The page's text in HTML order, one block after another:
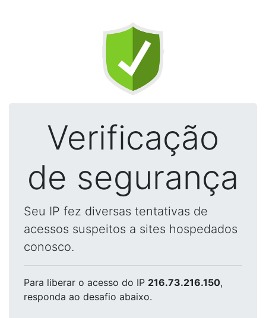
Verificação
de segurança
Seu IP fez diversas tentativas de
acessos suspeitos a sites hospedados
conosco.
Para liberar o acesso do IP 216.73.216.150,
responda ao desafio abaixo.